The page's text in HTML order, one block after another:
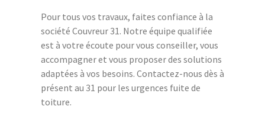
Pour tous vos travaux, faites confiance à la
société Couvreur 31. Notre équipe qualifiée
est à votre écoute pour vous conseiller, vous
accompagner et vous proposer des solutions
adaptées à vos besoins. Contactez-nous dès à
présent au 31 pour les urgences fuite de
toiture.